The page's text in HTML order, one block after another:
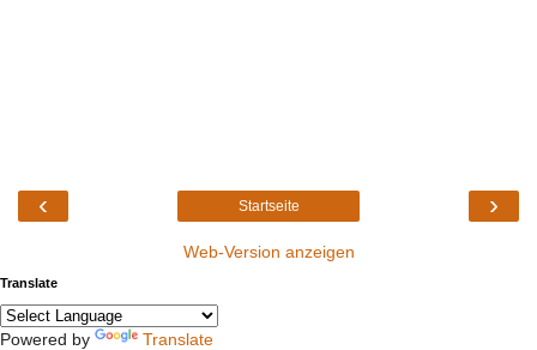
‹ ›
Startseite
Web-Version anzeigen
Translate
Powered by Translate